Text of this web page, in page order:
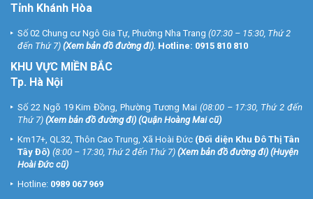
Tỉnh Khánh Hòa
Số 02 Chung cư Ngô Gia Tự, Phường Nha Trang (07:30 – 15:30, Thứ 2
đến Thứ 7) (Xem bản đồ đường đi). Hotline: 0915 810 810
KHU VỰC MIỀN BẮC
Tp. Hà Nội
Số 22 Ngõ 19 Kim Đồng, Phường Tương Mai (08:00 – 17:30, Thứ 2 đến
Thứ 7) (Xem bản đồ đường đi) (Quận Hoàng Mai cũ)
Km17+, QL32, Thôn Cao Trung, Xã Hoài Đức (Đối diện Khu Đô Thị Tân
Tây Đô) (8:00 – 17:30, Thứ 2 đến Thứ 7) (Xem bản đồ đường đi) (Huyện
Hoài Đức cũ)
Hotline: 0989 067 969